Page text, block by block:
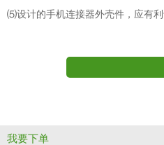
⑸设计的手机连接器外壳件，应有利
我要下单